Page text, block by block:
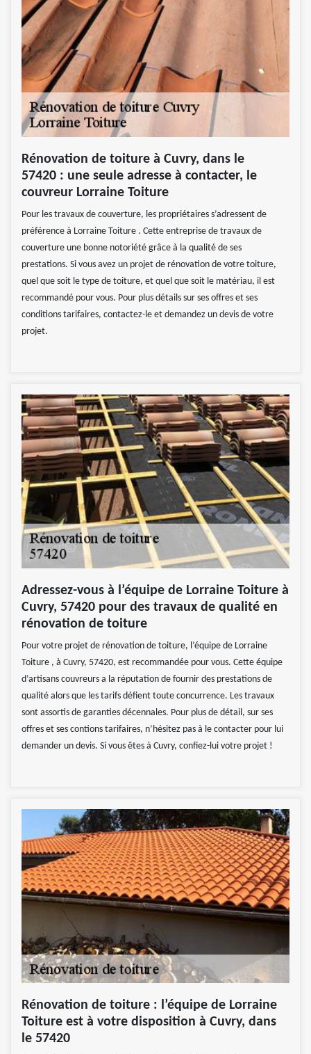
Rénovation de toiture à Cuvry, dans le
57420 : une seule adresse à contacter, le
couvreur Lorraine Toiture
Pour les travaux de couverture, les propriétaires s’adressent de
préférence à Lorraine Toiture . Cette entreprise de travaux de
couverture une bonne notoriété grâce à la qualité de ses
prestations. Si vous avez un projet de rénovation de votre toiture,
quel que soit le type de toiture, et quel que soit le matériau, il est
recommandé pour vous. Pour plus détails sur ses offres et ses
conditions tarifaires, contactez-le et demandez un devis de votre
projet.
Adressez-vous à l’équipe de Lorraine Toiture à
Cuvry, 57420 pour des travaux de qualité en
rénovation de toiture
Pour votre projet de rénovation de toiture, l’équipe de Lorraine
Toiture , à Cuvry, 57420, est recommandée pour vous. Cette équipe
d’artisans couvreurs a la réputation de fournir des prestations de
qualité alors que les tarifs défient toute concurrence. Les travaux
sont assortis de garanties décennales. Pour plus de détail, sur ses
offres et ses contions tarifaires, n’hésitez pas à le contacter pour lui
demander un devis. Si vous êtes à Cuvry, confiez-lui votre projet !
Rénovation de toiture : l’équipe de Lorraine
Toiture est à votre disposition à Cuvry, dans
le 57420